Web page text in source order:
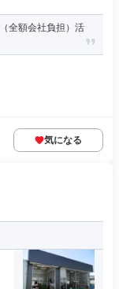
全額会社負担）活
気になる